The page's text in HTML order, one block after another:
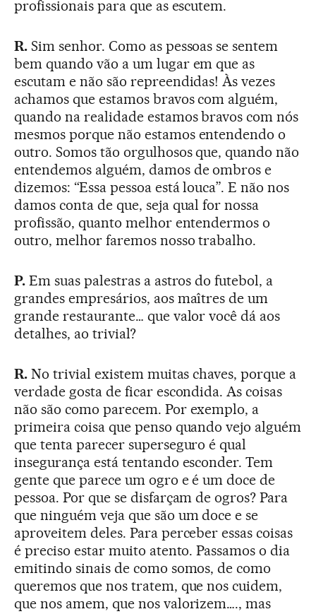
profissionais para que as escutem.
R.Sim senhor. Como as pessoas se sentem
bem quando vão a um lugar em que as
escutam e não são repreendidas! Às vezes
achamos que estamos bravos com alguém,
quando na realidade estamos bravos com nós
mesmos porque não estamos entendendo o
outro. Somos tão orgulhosos que, quando não
entendemos alguém, damos de ombros e
dizemos: “Essa pessoa está louca”. E não nos
damos conta de que, seja qual for nossa
profissão, quanto melhor entendermos o
outro, melhor faremos nosso trabalho.
P. Em suas palestras a astros do futebol, a
grandes empresários, aos maîtres de um
grande restaurante… que valor você dá aos
detalhes, ao trivial?
R.No trivial existem muitas chaves, porque a
verdade gosta de ficar escondida. As coisas
não são como parecem. Por exemplo, a
primeira coisa que penso quando vejo alguém
que tenta parecer superseguro é qual
insegurança está tentando esconder. Tem
gente que parece um ogro e é um doce de
pessoa. Por que se disfarçam de ogros? Para
que ninguém veja que são um doce e se
aproveitem deles. Para perceber essas coisas
é preciso estar muito atento. Passamos o dia
emitindo sinais de como somos, de como
queremos que nos tratem, que nos cuidem,
que nos amem, que nos valorizem…., mas